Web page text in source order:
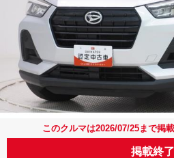
このクルマは2026/07/25まで掲
掲載終了